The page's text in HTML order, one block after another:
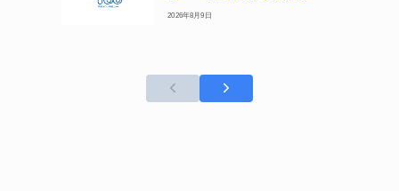
2026年8月9日